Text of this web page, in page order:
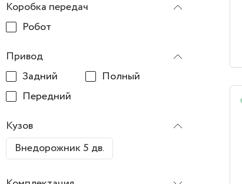
Коробка передач
Робот
Привод
Задний
Полный
Передний
Кузов
Внедорожник 5 дв.